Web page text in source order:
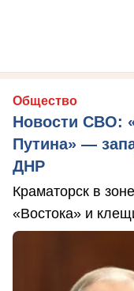
Общество
Новости СВО:
Путина» —
ДНР
Краматорск в
«Востока» и